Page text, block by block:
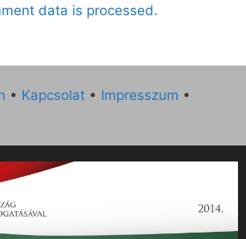
data is processed.
• Kapcsolat • Impresszum •